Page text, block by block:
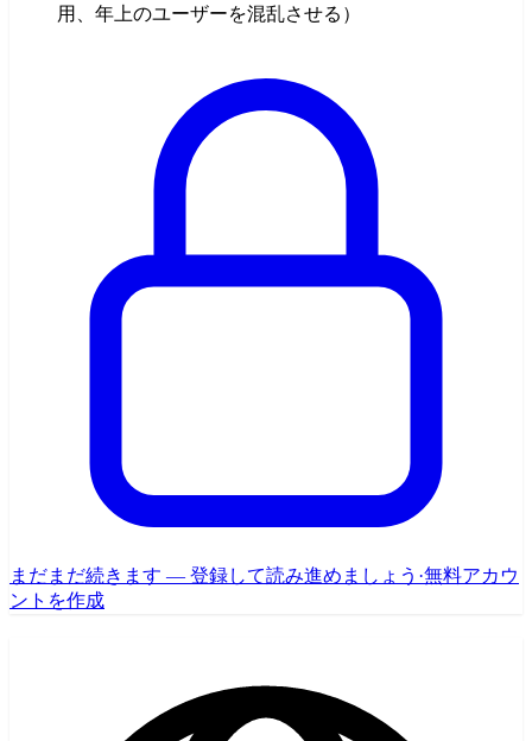
用、年上のユーザーを混乱させる）
まだまだ続きます — 登録して読み進めましょう ·無料アカウ
ントを作成